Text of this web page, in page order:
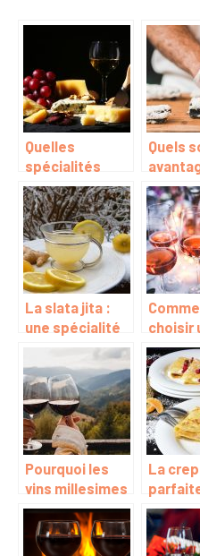
Quelles
spécialités
pouvons-nous
mettre dans un
panier
gourmand ?
Quels
à
d’une
La slata jita :
une spécialité
tunisienne
choisir
rosé ?
Pourquoi les
vins millesimes
du Clos des
Papes font la
tendance
La
reussit
les